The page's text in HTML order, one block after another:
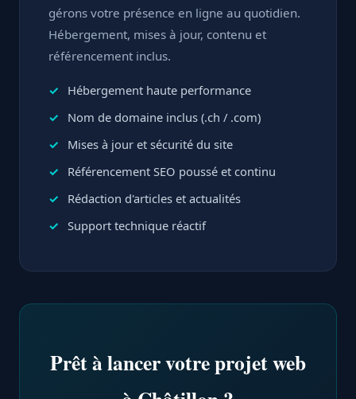
gérons votre présence en ligne au quotidien.
Hébergement, mises à jour, contenu et
référencement inclus.
Hébergement haute performance
Nom de domaine inclus (.ch / .com)
Mises à jour et sécurité du site
Référencement SEO poussé et continu
Rédaction d'articles et actualités
Support technique réactif
Prêt à lancer votre projet web